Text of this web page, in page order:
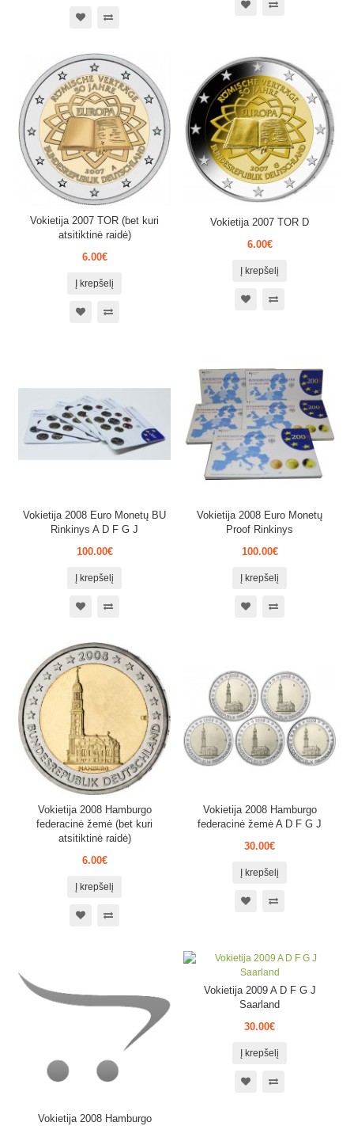
Vokietija 2007 TOR (bet kuri
atsitiktinė raidė)
6.00€
Į krepšelį
Vokietija 2007 TOR D
6.00€
Į krepšelį
Vokietija 2008 Euro Monetų BU
Rinkinys A D F G J
100.00€
Į krepšelį
Vokietija 2008 Euro Monetų
Proof Rinkinys
100.00€
Į krepšelį
Vokietija 2008 Hamburgo
federacinė žemė (bet kuri
atsitiktinė raidė)
6.00€
Į krepšelį
Vokietija 2008 Hamburgo
federacinė žemė A D F G J
30.00€
Į krepšelį
Vokietija 2008 Hamburgo
Vokietija 2009 A D F G J
Saarland
30.00€
Į krepšelį